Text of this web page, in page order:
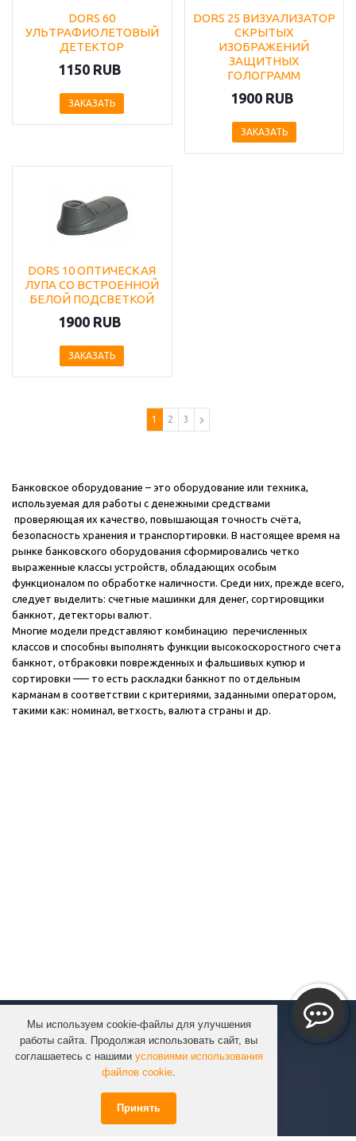
Мы используем cookie-файлы для улучшения
работы сайта. Продолжая использовать сайт, вы
соглашаетесь с нашими условиями использования
файлов cookie.
Принять
DORS 60
УЛЬТРАФИОЛЕТОВЫЙ
ДЕТЕКТОР
1150 RUB
ЗАКАЗАТЬ
DORS 25 ВИЗУАЛИЗАТОР
СКРЫТЫХ
ИЗОБРАЖЕНИЙ
ЗАЩИТНЫХ
ГОЛОГРАММ
1900 RUB
ЗАКАЗАТЬ
DORS 10 ОПТИЧЕСКАЯ
ЛУПА СО ВСТРОЕННОЙ
БЕЛОЙ ПОДСВЕТКОЙ
1900 RUB
ЗАКАЗАТЬ
1 2 3
Банковское оборудование – это оборудование или техника,
используемая для работы с денежными средствами
проверяющая их качество, повышающая точность счёта,
безопасность хранения и транспортировки. В настоящее время на
рынке банковского оборудования сформировались четко
выраженные классы устройств, обладающих особым
функционалом по обработке наличности. Среди них, прежде всего,
следует выделить: счетные машинки для денег, сортировщики
банкнот, детекторы валют.
Многие модели представляют комбинацию перечисленных
классов и способны выполнять функции высокоскоростного счета
банкнот, отбраковки поврежденных и фальшивых купюр и
сортировки —– то есть раскладки банкнот по отдельным
карманам в соответствии с критериями, заданными оператором,
такими как: номинал, ветхость, валюта страны и др.
КОМПАНИЯ
КАТАЛОГ
УСЛУГИ
ИНФОРМАЦИЯ